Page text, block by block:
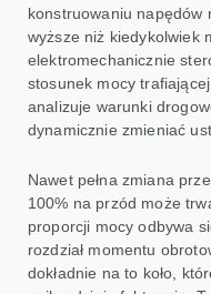
konstruowaniu napędów
wyższe niż kiedykolwiek
elektromechanicznie
stosunek mocy
analizuje warunki
dynamicznie zmieniać
Nawet pełna zmiana
100% na przód może
proporcji mocy odbywa
rozdział momentu
dokładnie na to koło,